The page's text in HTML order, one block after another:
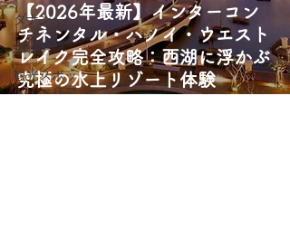
ダナン
ホイアン
観光スポッ
ト・エリア
【2026年最新】インターコン
チネンタル・ハノイ・ウエスト
レイク完全攻略：西湖に浮かぶ
究極の水上リゾート体験